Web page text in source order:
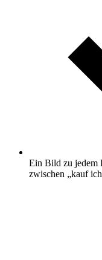
Ein Bild zu jedem
zwischen „kauf